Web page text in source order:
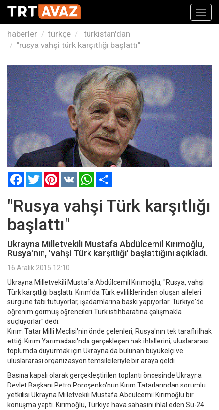
haberler türkçe
türkistan'dan
"rusya vahşi türk karşıtlığı başlattı"
FacebookTwitterPinterest
VK WhatsApp
"Rusya vahşi Türk karşıtlığı
başlattı"
Ukrayna Milletvekili Mustafa Abdülcemil Kırımoğlu,
Rusya'nın, 'vahşi Türk karşıtlığı' başlattığını açıkladı.
16 Aralık 2015 12:10
Ukrayna Milletvekili Mustafa Abdülcemil Kırımoğlu, "Rusya, vahşi
Türk karşıtlığı başlattı. Kırım'da Türk evliliklerinden oluşan aileleri
sürgüne tabi tutuyorlar, işadamlarına baskı yapıyorlar. Türkiye'de
öğrenim görmüş öğrencileri Türk istihbaratına çalışmakla
suçluyorlar" dedi.
Kırım Tatar Milli Meclisi'nin önde gelenleri, Rusya'nın tek taraflı ilhak
ettiği Kırım Yarımadası'nda gerçekleşen hak ihlallerini, uluslararası
toplumda duyurmak için Ukrayna'da bulunan büyükelçi ve
uluslararası organizasyon temsilcileriyle bir araya geldi.
Basına kapalı olarak gerçekleştirilen toplantı öncesinde Ukrayna
Devlet Başkanı Petro Poroşenko'nun Kırım Tatarlarından sorumlu
yetkilisi Ukrayna Milletvekili Mustafa Abdülcemil Kırımoğlu bir
konuşma yaptı. Kırımoğlu, Türkiye hava sahasını ihlal eden Su-24